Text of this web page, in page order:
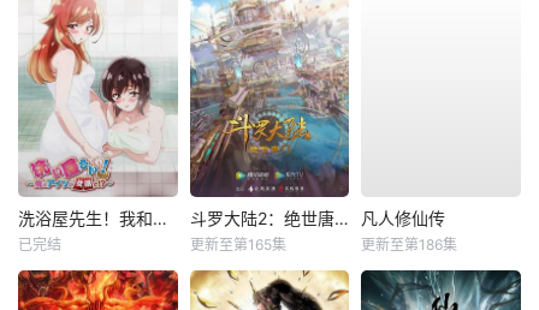
洗浴屋先生！我和那家伙在女浴池！？
已完结
斗罗大陆2：绝世唐门
更新至第165集
凡人修仙传
更新至第186集